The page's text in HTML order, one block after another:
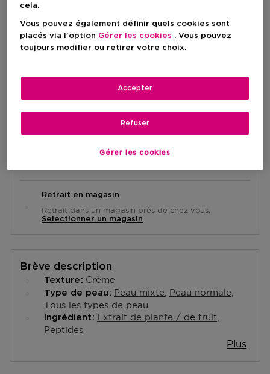
50 ML
385,00 €
Livraison à domicile
Retrait en magasin
Retrait dans un magasin près de chez vous.
Selectionner un magasin
Brève description
Texture Crème
Type de peau Peau mixte Peau normale
Tous les types de peau
Ingrédient Extrait de plante / de fruit
Peptides
Plus
cela.
Vous pouvez également définir quels cookies sont
placés via l'option Gérer les cookies . Vous pouvez
toujours modifier ou retirer votre choix.
Gérer les cookies
Refuser
Accepter